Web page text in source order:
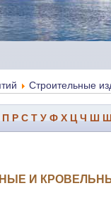
Строительные
П Р С Т У Ф Х Ц Ч Ш
И